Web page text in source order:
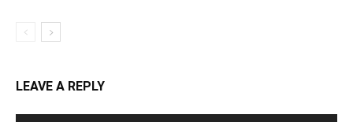
LEAVE A REPLY